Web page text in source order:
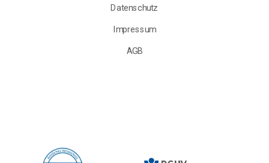
Datenschutz
Impressum
AGB